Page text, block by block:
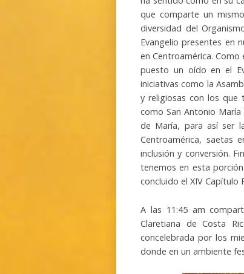
que comparte un
diversidad del
Evangelio presentes en
en Centroamérica.
puesto un oído en el
iniciativas como la
y religiosas con los que
como San Antonio
de María, para así ser
Centroamérica, saetas
inclusión y conversión.
tenemos en esta
concluido el XIV Capítulo
A las 11:45 am
Claretiana de Costa
concelebrada por los
donde en un ambiente